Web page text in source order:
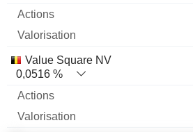
Value Square NV
0,0516 %